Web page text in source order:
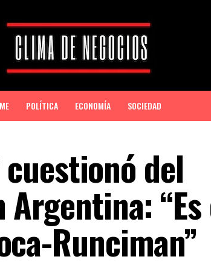
POLÍTICA ECONOMÍA SOCIEDAD
del
Runciman”